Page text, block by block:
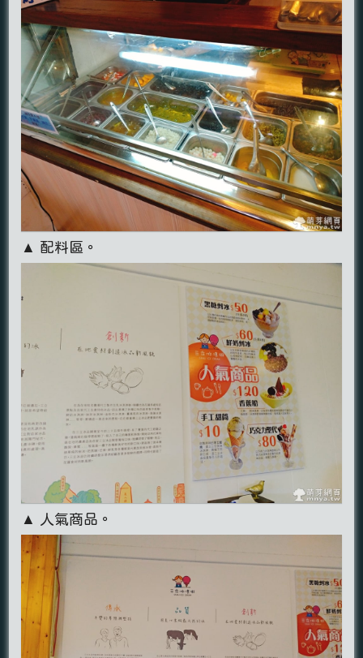
▲ 配料區。
▲ 人氣商品。